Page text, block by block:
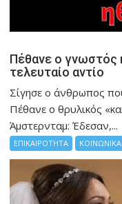
Πέθανε ο γνωστός
τελευταίο αντίο
Σίγησε ο άνθρωπος
Πέθανε ο θρυλικός
Άμστερνταμ: Έδεσαν,...
ΕΠΙΚΑΙΡΟΤΗΤΑ ΚΟΙΝΩΝΙΚΑ